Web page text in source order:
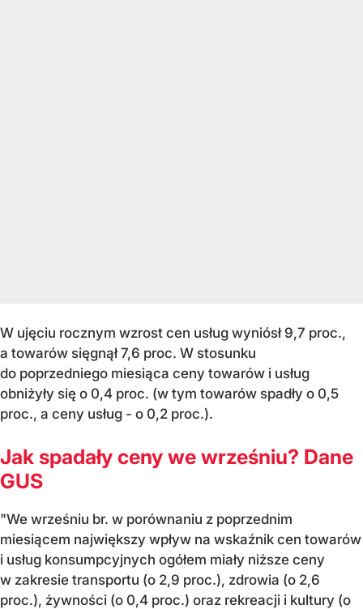
W ujęciu rocznym wzrost cen usług wyniósł 9,7 proc.,
a towarów sięgnął 7,6 proc. W stosunku
do poprzedniego miesiąca ceny towarów i usług
obniżyły się o 0,4 proc. (w tym towarów spadły o 0,5
proc., a ceny usług - o 0,2 proc.).
Jak spadały ceny we wrześniu? Dane
GUS
"We wrześniu br. w porównaniu z poprzednim
miesiącem największy wpływ na wskaźnik cen towarów
i usług konsumpcyjnych ogółem miały niższe ceny
w zakresie transportu (o 2,9 proc.), zdrowia (o 2,6
proc.), żywności (o 0,4 proc.) oraz rekreacji i kultury (o